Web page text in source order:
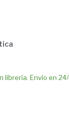
librería. Envío en